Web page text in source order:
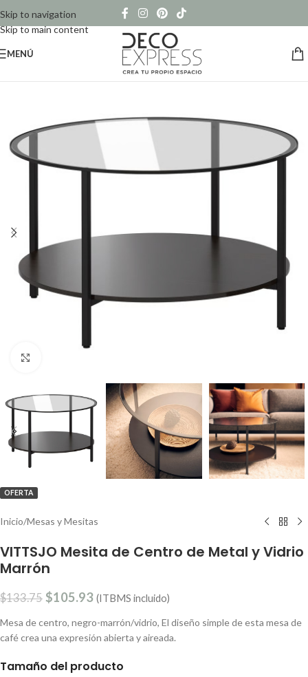
Skip to navigation
Skip to main content
MENÚ
OFERTA
Inicio/Mesas y Mesitas
VITTSJO Mesita de Centro de Metal y Vidrio
Marrón
$133.75 $105.93 (ITBMS incluido)
Mesa de centro, negro-marrón/vidrio, El diseño simple de esta mesa de
café crea una expresión abierta y aireada.
Tamaño del producto